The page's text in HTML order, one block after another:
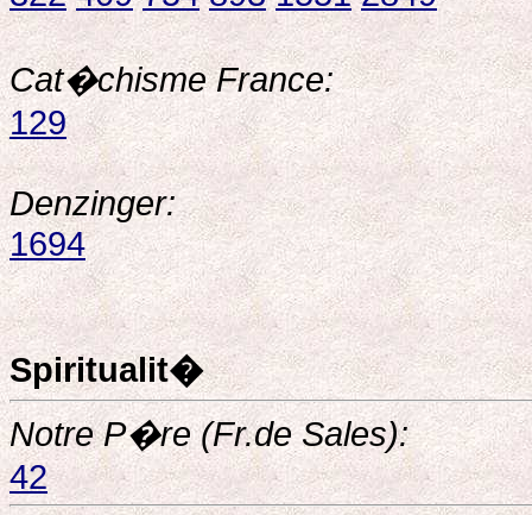
Cat�chisme France:
129
Denzinger:
1694
Spiritualit�
Notre P�re (Fr.de Sales):
42